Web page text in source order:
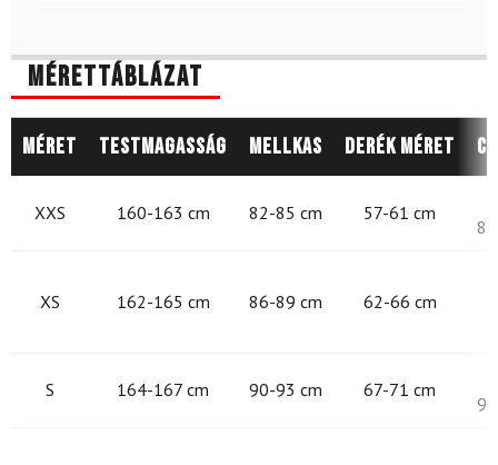
Mérettáblázat
Méret Testmagasság Mellkas Derék méret
XXS 160-163 cm 82-85 cm 57-61 cm
XS 162-165 cm 86-89 cm 62-66 cm
S 164-167 cm 90-93 cm 67-71 cm